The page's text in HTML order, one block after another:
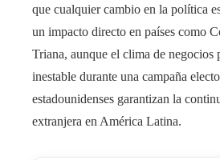
que cualquier cambio en la política
un impacto directo en países como
Triana, aunque el clima de negocios
inestable durante una campaña
estadounidenses garantizan la
extranjera en América Latina.